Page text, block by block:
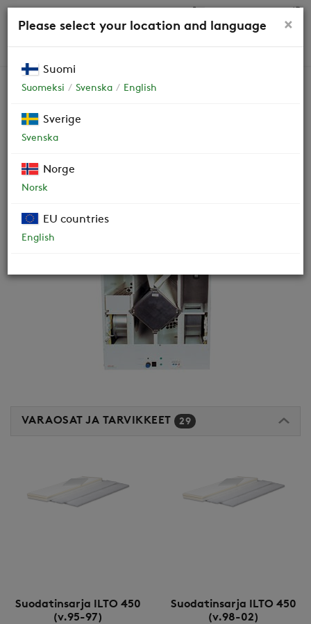
ILTO 450
HUOLTO
VARAOSAT JA TARVIKKEET 29
Suodatinsarja ILTO 450
(v.95-97)
Suodatinsarja ILTO 450
(v.98-02)
×
Please select your location and language
Suomi
Suomeksi Svenska English
Sverige
Svenska
Norge
Norsk
EU countries
English